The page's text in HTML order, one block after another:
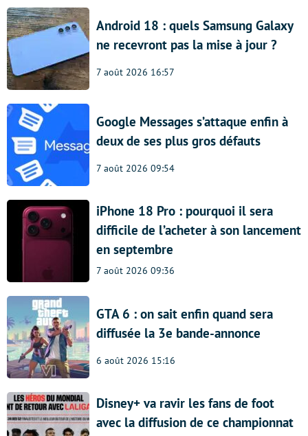
Android 18 : quels Samsung Galaxy
ne recevront pas la mise à jour ?
7 août 2026 16:57
Google Messages s’attaque enfin à
deux de ses plus gros défauts
7 août 2026 09:54
iPhone 18 Pro : pourquoi il sera
difficile de l’acheter à son lancement
en septembre
7 août 2026 09:36
GTA 6 : on sait enfin quand sera
diffusée la 3e bande-annonce
6 août 2026 15:16
Disney+ va ravir les fans de foot
avec la diffusion de ce championnat